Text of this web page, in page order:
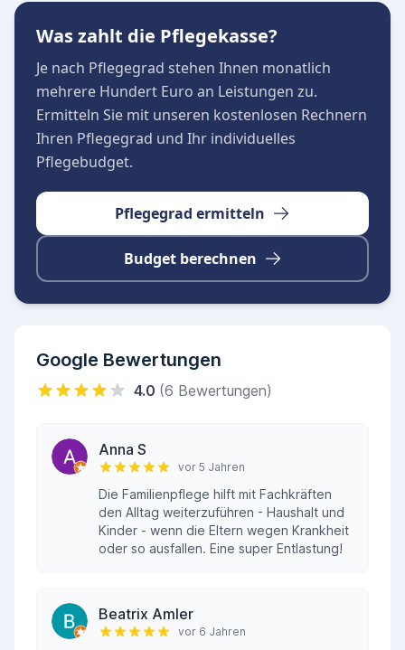
Was zahlt die Pflegekasse?
Je nach Pflegegrad stehen Ihnen monatlich
mehrere Hundert Euro an Leistungen zu.
Ermitteln Sie mit unseren kostenlosen Rechnern
Ihren Pflegegrad und Ihr individuelles
Pflegebudget.
Pflegegrad ermitteln
Budget berechnen
Google Bewertungen
4.0 (6 Bewertungen)
Anna S
vor 5 Jahren
Die Familienpflege hilft mit Fachkräften
den Alltag weiterzuführen - Haushalt und
Kinder - wenn die Eltern wegen Krankheit
oder so ausfallen. Eine super Entlastung!
Beatrix Amler
vor 6 Jahren